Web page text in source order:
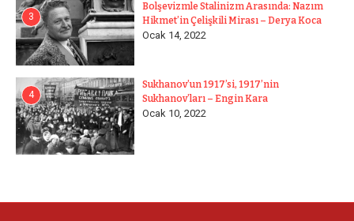
3
Bolşevizmle Stalinizm Arasında: Nazım
Hikmet’in Çelişkili Mirası – Derya Koca
Ocak 14, 2022
4
Sukhanov’un 1917’si, 1917’nin
Sukhanov’ları – Engin Kara
Ocak 10, 2022